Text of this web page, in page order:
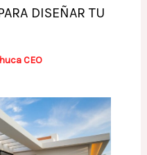
DISEÑAR TU
CEO